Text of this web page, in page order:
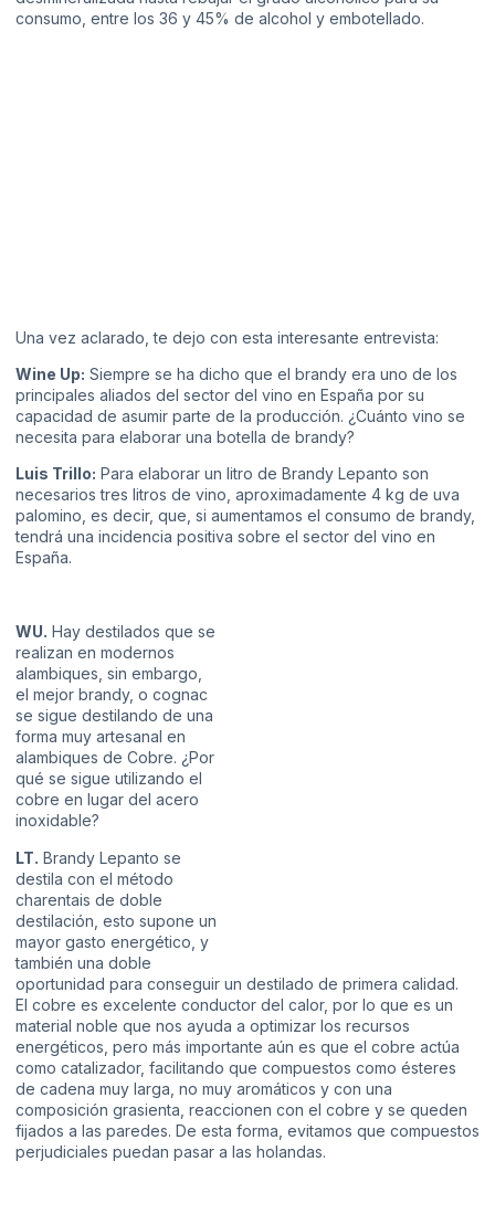
consumo, entre los 36 y 45% de alcohol y embotellado.
Una vez aclarado, te dejo con esta interesante entrevista:
Wine Up: Siempre se ha dicho que el brandy era uno de los
principales aliados del sector del vino en España por su
capacidad de asumir parte de la producción. ¿Cuánto vino se
necesita para elaborar una botella de brandy?
Luis Trillo: Para elaborar un litro de Brandy Lepanto son
necesarios tres litros de vino, aproximadamente 4 kg de uva
palomino, es decir, que, si aumentamos el consumo de brandy,
tendrá una incidencia positiva sobre el sector del vino en
España.
WU. Hay destilados que se
realizan en modernos
alambiques, sin embargo,
el mejor brandy, o cognac
se sigue destilando de una
forma muy artesanal en
alambiques de Cobre. ¿Por
qué se sigue utilizando el
cobre en lugar del acero
inoxidable?
LT. Brandy Lepanto se
destila con el método
charentais de doble
destilación, esto supone un
mayor gasto energético, y
también una doble
oportunidad para conseguir un destilado de primera calidad.
El cobre es excelente conductor del calor, por lo que es un
material noble que nos ayuda a optimizar los recursos
energéticos, pero más importante aún es que el cobre actúa
como catalizador, facilitando que compuestos como ésteres
de cadena muy larga, no muy aromáticos y con una
composición grasienta, reaccionen con el cobre y se queden
fijados a las paredes. De esta forma, evitamos que compuestos
perjudiciales puedan pasar a las holandas.